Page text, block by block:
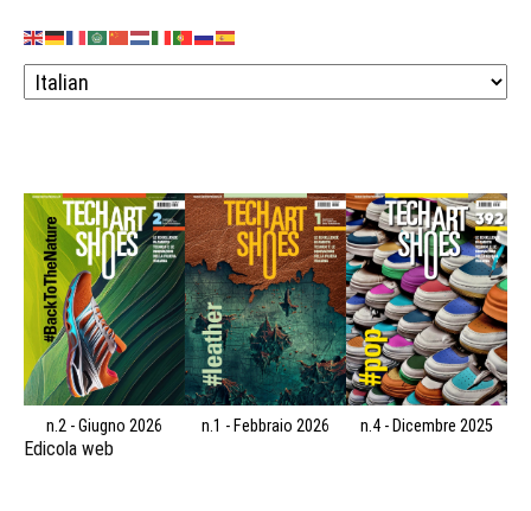
n.2 - Giugno 2026 n.1 - Febbraio 2026 n.4 - Dicembre 2025
Edicola web